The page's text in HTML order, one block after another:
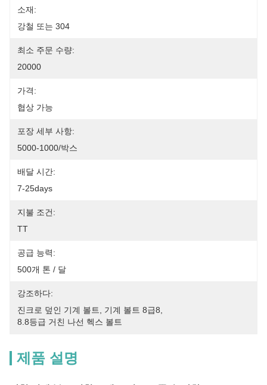
소재:
강철 또는 304
최소 주문 수량:
20000
가격:
협상 가능
포장 세부 사항:
5000-1000/박스
배달 시간:
7-25days
지불 조건:
TT
공급 능력:
500개 톤 / 달
강조하다:
진크로 덮인 기계 볼트
기계 볼트 8급8
8.8등급 거친 나선 헥스 볼트
제품 설명